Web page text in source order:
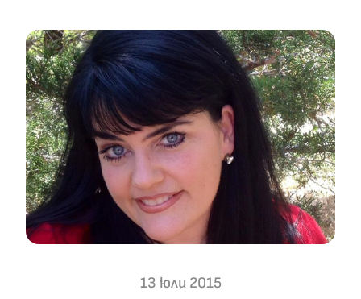
13 юли 2015